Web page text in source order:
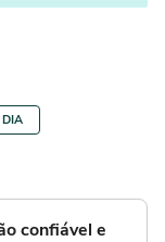
DIA
confiável e